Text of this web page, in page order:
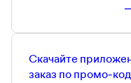
Скачайте
заказ по промо-